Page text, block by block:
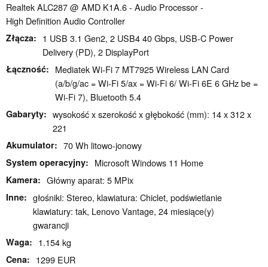
Realtek ALC287 @ AMD K1A.6 - Audio Processor -
High Definition Audio Controller
Złącza
1 USB 3.1 Gen2, 2 USB4 40 Gbps, USB-C Power
Delivery (PD), 2 DisplayPort
Łączność
Mediatek Wi-Fi 7 MT7925 Wireless LAN Card
(a/b/g/ac = Wi-Fi 5/ax = Wi-Fi 6/ Wi-Fi 6E 6 GHz be =
Wi-Fi 7), Bluetooth 5.4
Gabaryty
wysokość x szerokość x głębokość (mm): 14 x 312 x
221
Akumulator 70 Wh litowo-jonowy
System operacyjny Microsoft Windows 11 Home
Kamera Główny aparat: 5 MPix
Inne
głośniki: Stereo, klawiatura: Chiclet, podświetlanie
klawiatury: tak, Lenovo Vantage, 24 miesiące(y)
gwarancji
Waga 1.154 kg
Cena 1299 EUR